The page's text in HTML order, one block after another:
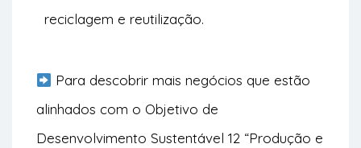
reciclagem e reutilização.
Para descobrir mais negócios que estão
alinhados com o Objetivo de
Desenvolvimento Sustentável 12 “Produção e